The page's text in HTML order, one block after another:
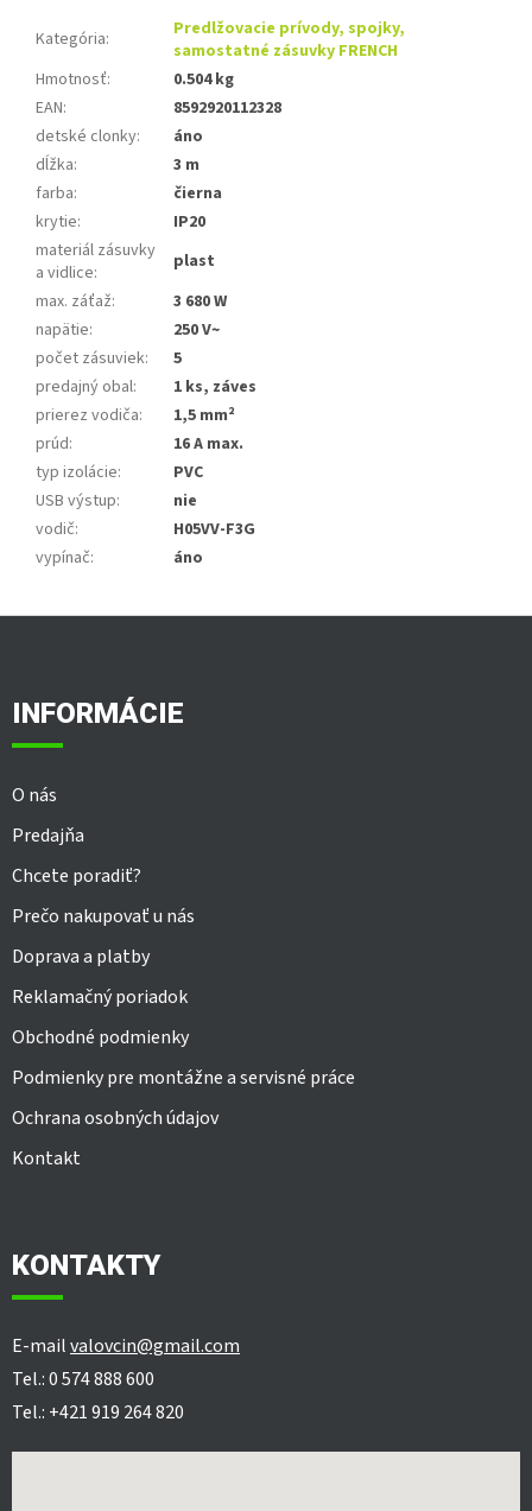
Kategória:
Predlžovacie prívody, spojky,
samostatné zásuvky FRENCH
Hmotnosť:
0.504 kg
EAN:
8592920112328
detské clonky:
áno
dĺžka:
3 m
farba:
čierna
krytie:
IP20
materiál zásuvky
a vidlice:
plast
max. záťaž:
3 680 W
napätie:
250 V~
počet zásuviek:
5
predajný obal:
1 ks, záves
prierez vodiča:
1,5 mm²
prúd:
16 A max.
typ izolácie:
PVC
USB výstup:
nie
vodič:
H05VV-F3G
vypínač: áno
INFORMÁCIE
O nás
Predajňa
Chcete poradiť?
Prečo nakupovať u nás
Doprava a platby
Reklamačný poriadok
Obchodné podmienky
Podmienky pre montážne a servisné práce
Ochrana osobných údajov
Kontakt
KONTAKTY
E-mailvalovcin@gmail.com
Tel.: 0 574 888 600
Tel.: +421 919 264 820